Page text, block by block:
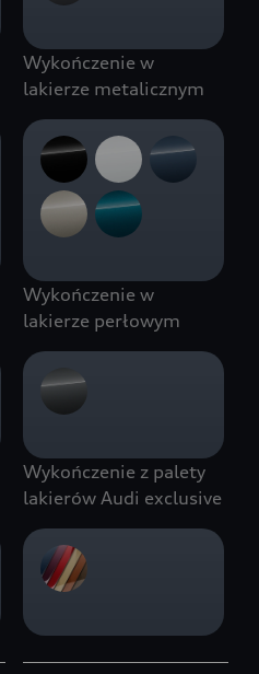
Wykończenie w
lakierze metalicznym
Wykończenie w
lakierze perłowym
Wykończenie z palety
lakierów Audi exclusive